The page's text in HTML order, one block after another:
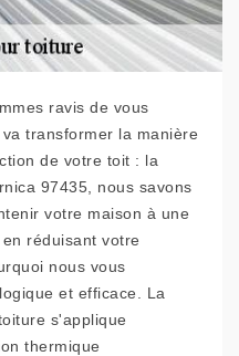
ravis de vous
transformer la manière
de votre toit : la
97435, nous savons
votre maison à une
réduisant votre
nous vous
et efficace. La
s'applique
thermique